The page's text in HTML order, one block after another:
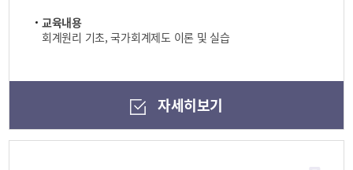
교육내용
회계원리 기초, 국가회계제도 이론 및 실습
자세히보기